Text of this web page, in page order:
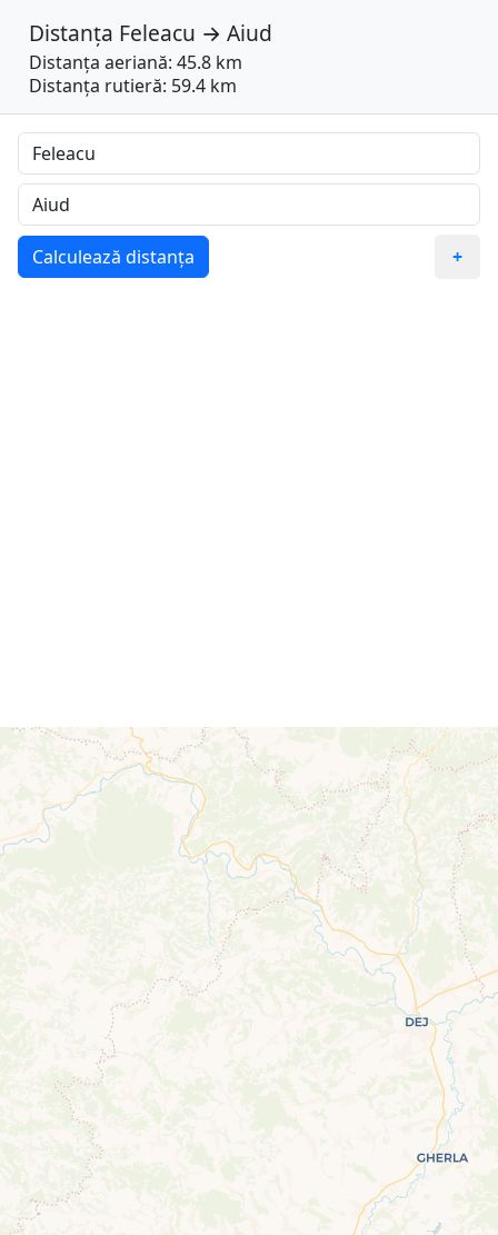
Distanța Feleacu → Aiud
Distanța aeriană: 45.8 km
Distanța rutieră: 59.4 km
Calculează distanța +